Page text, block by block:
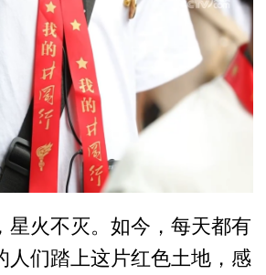
火不灭。如今，每天都有
人们踏上这片红色土地，感